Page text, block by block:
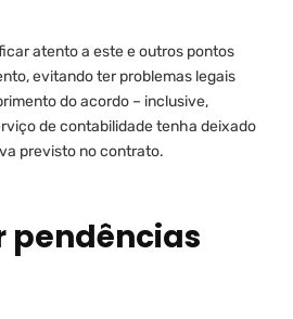
atento a este e outros pontos
evitando ter problemas legais
do acordo – inclusive,
de contabilidade tenha deixado
previsto no contrato.
pendências